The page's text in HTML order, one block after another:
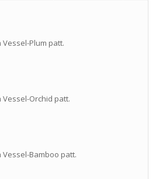
Plum patt.
Vessel-Orchid patt.
Vessel-Bamboo patt.